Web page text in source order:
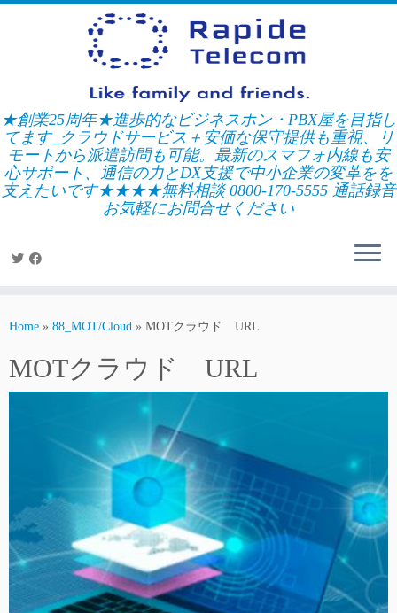
Skip
★創業25周年★進歩的なビジネスホン・PBX屋を目指し
てます_クラウドサービス＋安価な保守提供も重視、リ
モートから派遣訪問も可能。最新のスマフォ内線も安
心サポート、通信の力とDX支援で中小企業の変革をを
支えたいです★★★★無料相談 0800-170-5555 通話録音
お気軽にお問合せください
Home » 88_MOT/Cloud » MOTクラウド URL
MOTクラウド URL